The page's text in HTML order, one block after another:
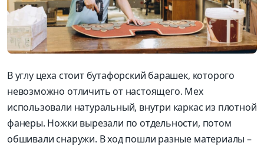
В углу цеха стоит бутафорский барашек, которого
невозможно отличить от настоящего. Мех
использовали натуральный, внутри каркас из плотной
фанеры. Ножки вырезали по отдельности, потом
обшивали снаружи. В ходпошли разные материалы –